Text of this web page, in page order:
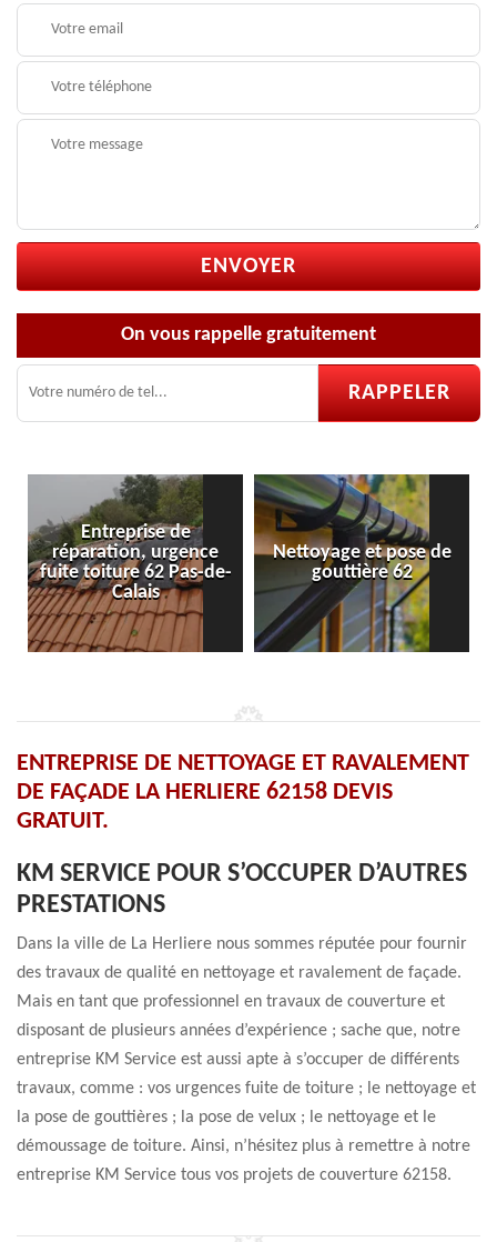
On vous rappelle gratuitement
de-
Nettoyage et pose de
gouttière 62
Pose et réparation de
velux 62
ENTREPRISE DE NETTOYAGE ET RAVALEMENT
DE FAÇADE LA HERLIERE 62158 DEVIS
GRATUIT.
KM SERVICE POUR S’OCCUPER D’AUTRES
PRESTATIONS
Dans la ville de La Herliere nous sommes réputée pour fournir
des travaux de qualité en nettoyage et ravalement de façade.
Mais en tant que professionnel en travaux de couverture et
disposant de plusieurs années d’expérience ; sache que, notre
entreprise KM Service est aussi apte à s’occuper de différents
travaux, comme : vos urgences fuite de toiture ; le nettoyage et
la pose de gouttières ; la pose de velux ; le nettoyage et le
démoussage de toiture. Ainsi, n’hésitez plus à remettre à notre
entreprise KM Service tous vos projets de couverture 62158.